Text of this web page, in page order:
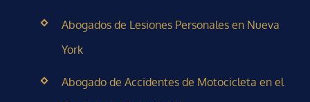
Abogados de Lesiones Personales en Nueva
York
Abogado de Accidentes de Motocicleta en el